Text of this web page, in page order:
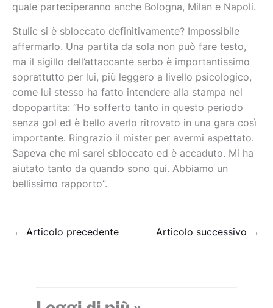
quale parteciperanno anche Bologna, Milan e Napoli.
Stulic si è sbloccato definitivamente? Impossibile
affermarlo. Una partita da sola non può fare testo,
ma il sigillo dell’attaccante serbo è importantissimo
soprattutto per lui, più leggero a livello psicologico,
come lui stesso ha fatto intendere alla stampa nel
dopopartita: “Ho sofferto tanto in questo periodo
senza gol ed è bello averlo ritrovato in una gara così
importante. Ringrazio il mister per avermi aspettato.
Sapeva che mi sarei sbloccato ed è accaduto. Mi ha
aiutato tanto da quando sono qui. Abbiamo un
bellissimo rapporto”.
← Articolo precedente Articolo successivo →